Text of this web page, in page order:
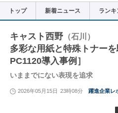
リ
トップ 新着ニュース ランキ
キャスト西野 （石川）
多彩な用紙と特殊トナー
PC1120導入事例］
いままでにない表現を追求
2026年05月15日 23時08分 躍進企業レ